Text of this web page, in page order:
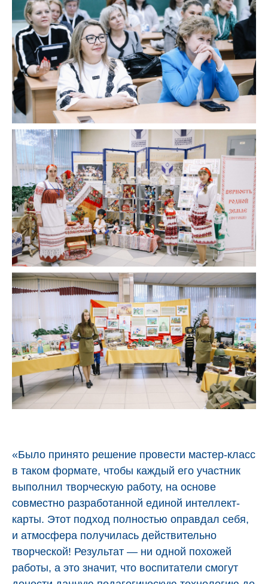
«Было принято решение провести мастер-класс
в таком формате, чтобы каждый его участник
выполнил творческую работу, на основе
совместно разработанной единой интеллект-
карты. Этот подход полностью оправдал себя,
и атмосфера получилась действительно
творческой! Результат — ни одной похожей
работы, а это значит, что воспитатели смогут